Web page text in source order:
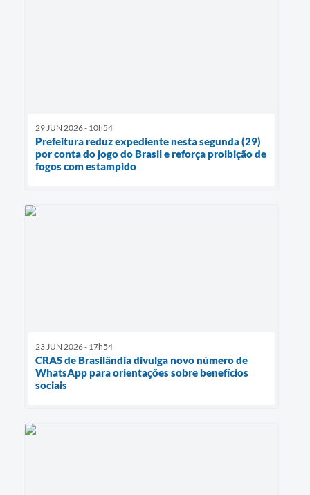
29 JUN 2026 - 10h54
Prefeitura reduz expediente nesta segunda (29)
por conta do jogo do Brasil e reforça proibição de
fogos com estampido
23 JUN 2026 - 17h54
CRAS de Brasilândia divulga novo número de
WhatsApp para orientações sobre benefícios
sociais